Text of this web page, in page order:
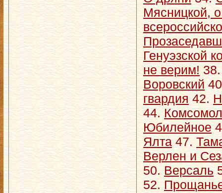
Мясницкой,
Генуэзской
не верим!
Воровский
гвардия 42.
44.
Юбилейное
Ялта 47.
Верлен и
50. Версаль
52.